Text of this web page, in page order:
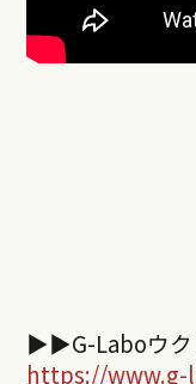
▶︎▶︎G-Laboウ
https://www.g-